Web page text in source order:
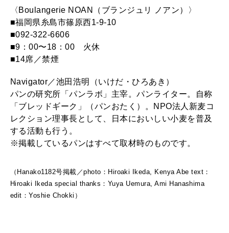
〈Boulangerie NOAN（ブランジュリ ノアン）〉
■福岡県糸島市篠原西1-9-10
■092-322-6606
■9：00〜18：00 火休
■14席／禁煙
Navigator／池田浩明（いけだ・ひろあき）
パンの研究所「パンラボ」主宰。パンライター。自称
「ブレッドギーク」（パンおたく）。NPO法人新麦コ
レクション理事長として、日本においしい小麦を普及
する活動も行う。
※掲載しているパンはすべて取材時のものです。
（Hanako1182号掲載／photo：Hiroaki Ikeda, Kenya Abe text：
Hiroaki Ikeda special thanks：Yuya Uemura, Ami Hanashima
edit：Yoshie Chokki）